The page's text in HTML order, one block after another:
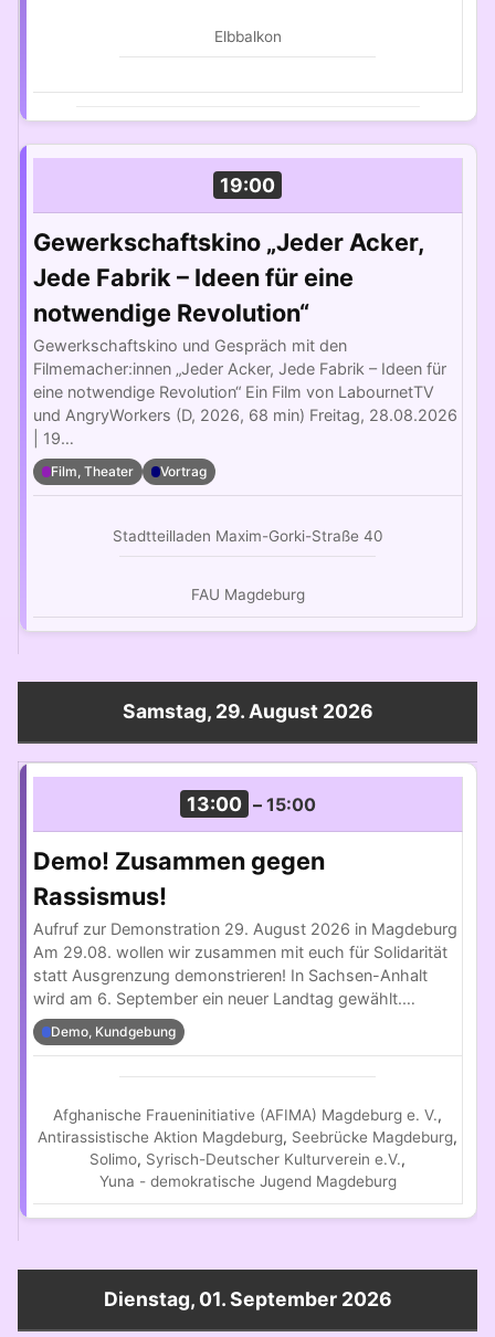
Elbbalkon
19:00
Gewerkschaftskino „Jeder Acker,
Jede Fabrik – Ideen für eine
notwendige Revolution“
Gewerkschaftskino und Gespräch mit den
Filmemacher:innen „Jeder Acker, Jede Fabrik – Ideen für
eine notwendige Revolution“ Ein Film von LabournetTV
und AngryWorkers (D, 2026, 68 min) Freitag, 28.08.2026
| 19…
Film, Theater Vortrag
Stadtteilladen Maxim-Gorki-Straße 40
FAU Magdeburg
Samstag, 29. August 2026
13:00 – 15:00
Demo! Zusammen gegen
Rassismus!
Aufruf zur Demonstration 29. August 2026 in Magdeburg
Am 29.08. wollen wir zusammen mit euch für Solidarität
statt Ausgrenzung demonstrieren! In Sachsen-Anhalt
wird am 6. September ein neuer Landtag gewählt.…
Demo, Kundgebung
Afghanische Fraueninitiative (AFIMA) Magdeburg e. V.,
Antirassistische Aktion Magdeburg, Seebrücke Magdeburg,
Solimo, Syrisch-Deutscher Kulturverein e.V.,
Yuna - demokratische Jugend Magdeburg
Dienstag, 01. September 2026